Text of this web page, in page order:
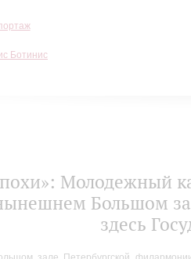
Ботинис
Молодежный
Большом
здесь